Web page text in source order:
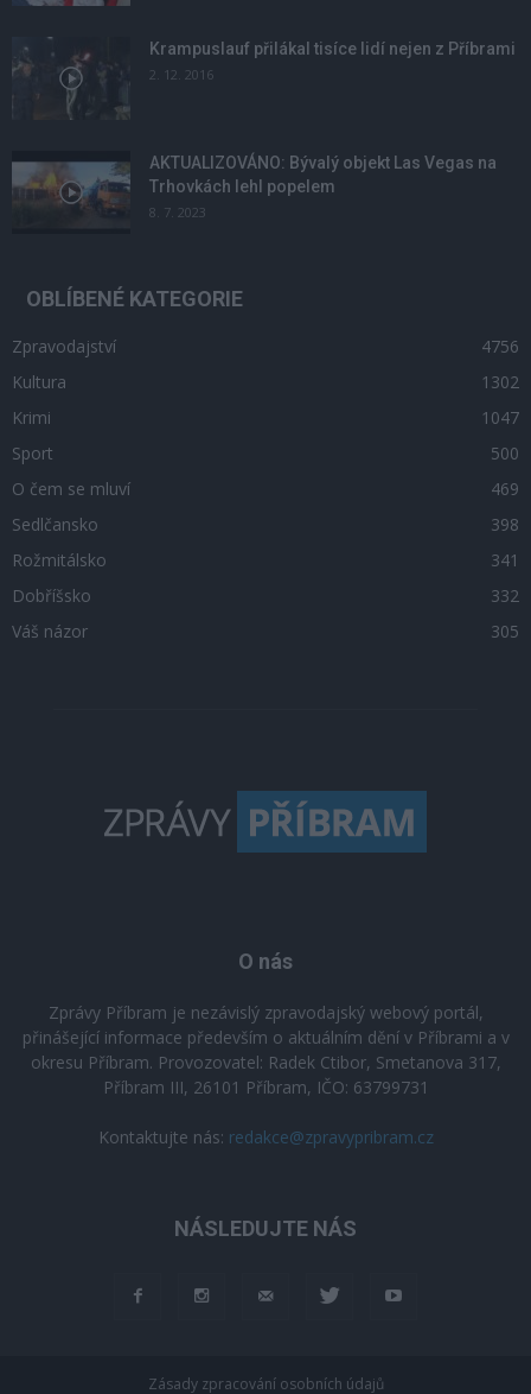
Krampuslauf přilákal tisíce lidí nejen z Příbrami
2. 12. 2016
AKTUALIZOVÁNO: Bývalý objekt Las Vegas na
Trhovkách lehl popelem
8. 7. 2023
OBLÍBENÉ KATEGORIE
Zpravodajství
4756
Kultura
1302
Krimi
1047
Sport
500
O čem se mluví
469
Sedlčansko
398
Rožmitálsko
341
Dobříšsko
332
Váš názor
305
O nás
Zprávy Příbram je nezávislý zpravodajský webový portál,
přinášející informace především o aktuálním dění v Příbrami a v
okresu Příbram. Provozovatel: Radek Ctibor, Smetanova 317,
Příbram III, 26101 Příbram, IČO: 63799731
Kontaktujte nás: redakce@zpravypribram.cz
NÁSLEDUJTE NÁS
Zásady zpracování osobních údajů